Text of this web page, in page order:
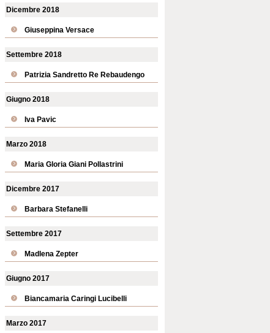
Dicembre 2018
Giuseppina Versace
Settembre 2018
Patrizia Sandretto Re Rebaudengo
Giugno 2018
Iva Pavic
Marzo 2018
Maria Gloria Giani Pollastrini
Dicembre 2017
Barbara Stefanelli
Settembre 2017
Madlena Zepter
Giugno 2017
Biancamaria Caringi Lucibelli
Marzo 2017